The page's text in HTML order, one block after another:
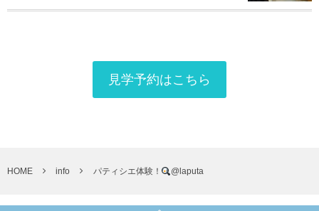
見学予約はこちら
HOME info パティシエ体験！ @laputa